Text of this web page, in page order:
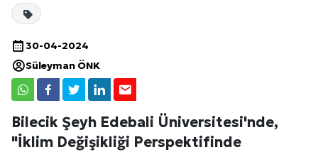
30-04-2024
Süleyman ÖNK
Bilecik Şeyh Edebali Üniversitesi'nde,
"İklim Değişikliği Perspektifinde